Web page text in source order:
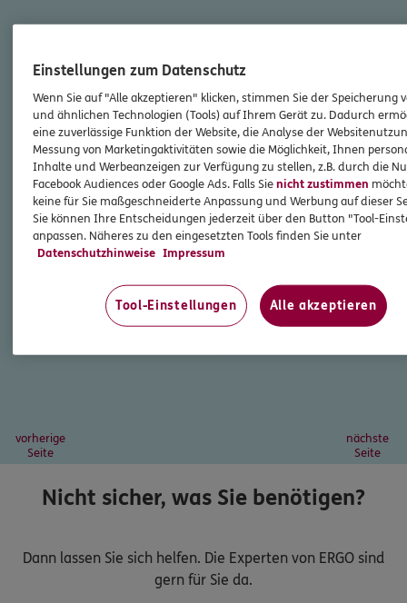
vorherige
Seite
nächste
Seite
Nicht sicher, was Sie benötigen?
Dann lassen Sie sich helfen. Die Experten von ERGO sind
gern für Sie da.
Einstellungen zum Datenschutz
Wenn Sie auf "Alle akzeptieren" klicken, stimmen Sie der Speicherung
und ähnlichen Technologien (Tools) auf Ihrem Gerät zu. Dadurch
eine zuverlässige Funktion der Website, die Analyse der
Messung von Marketingaktivitäten sowie die Möglichkeit, Ihnen
Inhalte und Werbeanzeigen zur Verfügung zu stellen, z.B. durch die
Facebook Audiences oder Google Ads. Falls Sienicht zustimmen
keine für Sie maßgeschneiderte Anpassung und Werbung auf dieser
Sie können Ihre Entscheidungen jederzeit über den Button "Tool-
anpassen. Näheres zu den eingesetzten Tools finden Sie unter
Datenschutzhinweise Impressum
Tool-Einstellungen Alle akzeptieren